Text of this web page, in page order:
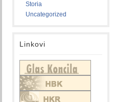
Storia
Uncategorized
Linkovi